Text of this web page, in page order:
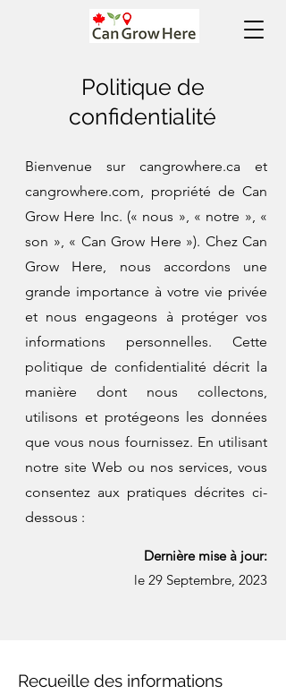
Politique de
confidentialité
Bienvenue sur cangrowhere.ca et
cangrowhere.com, propriété de Can
Grow Here Inc. (« nous », « notre », «
son », « Can Grow Here »). Chez Can
Grow Here, nous accordons une
grande importance à votre vie privée
et nous engageons à protéger vos
informations personnelles. Cette
politique de confidentialité décrit la
manière dont nous collectons,
utilisons et protégeons les données
que vous nous fournissez. En utilisant
notre site Web ou nos services, vous
consentez aux pratiques décrites ci-
dessous :
Dernière mise à jour:
le 29 Septembre, 2023
Recueille des informations